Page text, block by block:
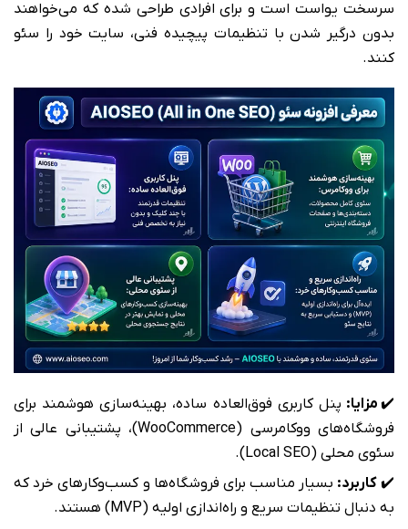
سرسخت یواست است و برای افرادی طراحی شده که می‌خواهند
بدون درگیر شدن با تنظیمات پیچیده فنی، سایت خود را سئو
کنند.
✔️ مزایا: پنل کاربری فوق‌العاده ساده، بهینه‌سازی هوشمند برای
فروشگاه‌های ووکامرسی (WooCommerce)، پشتیبانی عالی از
سئوی محلی (Local SEO).
✔️کاربرد: بسیار مناسب برای فروشگاه‌ها و کسب‌وکارهای خرد که
به دنبال تنظیمات سریع و راه‌اندازی اولیه (MVP) هستند.